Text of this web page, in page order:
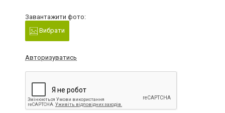
Завантажити фото:
Вибрати
Авторизуватись